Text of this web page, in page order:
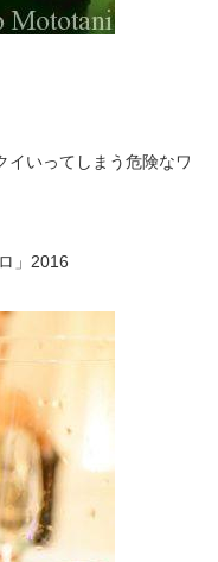
イいってしまう危険なワ
」2016